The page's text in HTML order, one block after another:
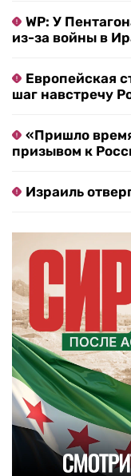
WP: У
из-за войны в
Европейская
шаг навстречу
«Пришло
призывом к
Израиль